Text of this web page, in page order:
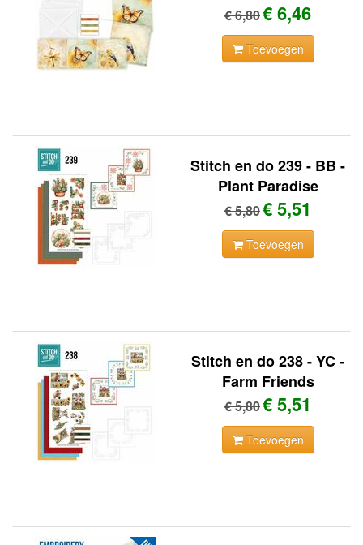
€ 6,80€ 6,46
Toevoegen
Stitch en do 239 - BB -
Plant Paradise
€ 5,80€ 5,51
Toevoegen
Stitch en do 238 - YC -
Farm Friends
€ 5,80€ 5,51
Toevoegen